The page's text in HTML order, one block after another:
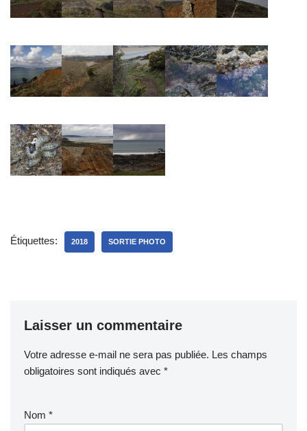
Étiquettes: 2018 SORTIE PHOTO
Laisser un commentaire
Votre adresse e-mail ne sera pas publiée. Les champs
obligatoires sont indiqués avec *
Nom *